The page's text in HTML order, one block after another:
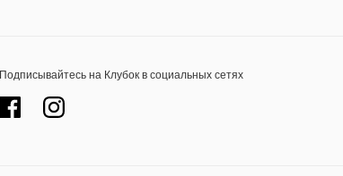
Подписывайтесь на Клубок в социальных сетях